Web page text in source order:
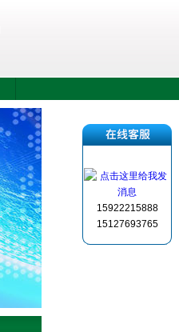
15922215888
15127693765